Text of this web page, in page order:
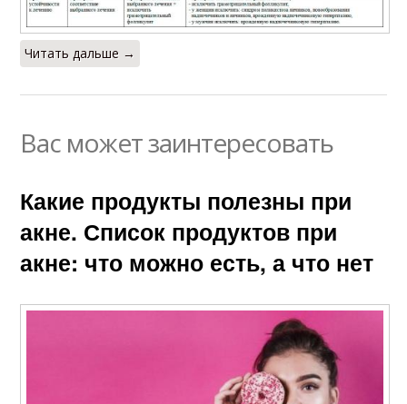
Читать дальше →
Вас может заинтересовать
Какие продукты полезны при
акне. Список продуктов при
акне: что можно есть, а что нет